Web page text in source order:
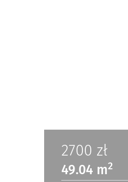
2700 zł
49.04 m2